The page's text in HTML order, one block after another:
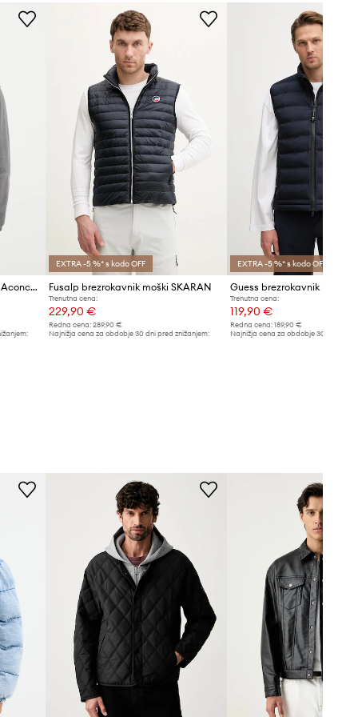
modra
običajno nosiš.
Tabela velikosti
Brezrokavnik The North Face Aconcagua 3
EXTRA -5 %* s kodo OFF
Fusalp brezrokavnik moški SKARAN
Trenutna cena:
229,90 €
Redna cena:289,90 €
Najnižja cena za obdobje 30 dni pred znižanjem:
EXTRA -5 %* s kodo OFF
Trenutna cena:
119,90 €
Redna cena: 189,90 €
Najnižja cena za obdobje 30 dni pred